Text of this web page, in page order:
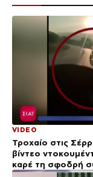
VIDEO
Τροχαίο στις
βίντεο
καρέ τη σφοδρή